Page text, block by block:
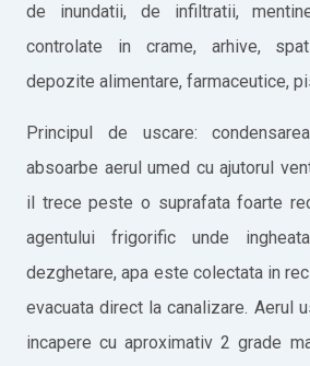
de inundatii, de infiltratii,
controlate in crame, arhive,
depozite alimentare, farmaceutice,
Principul de uscare:
absoarbe aerul umed cu ajutorul
il trece peste o suprafata foarte
agentului frigorific unde
dezghetare, apa este colectata in
evacuata direct la canalizare. Aerul
incapere cu aproximativ 2 grade